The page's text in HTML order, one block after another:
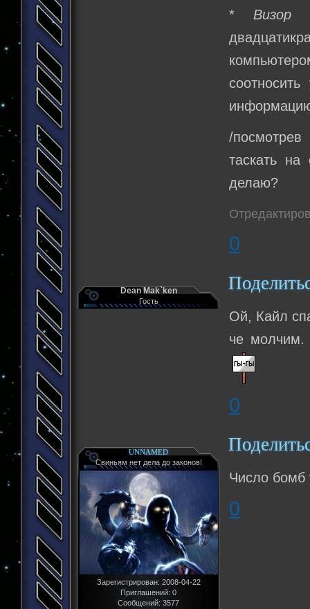
* Визор
/
таскать
делаю?
0
Dean Mak`ken
Гость
Ой, Кайл
че молчим.
0
UNNAMED
Свиньям нет дела до законов!
Зарегистрирован: 2008-04-22
Приглашений: 0
Сообщений: 3577
Число бомб
0